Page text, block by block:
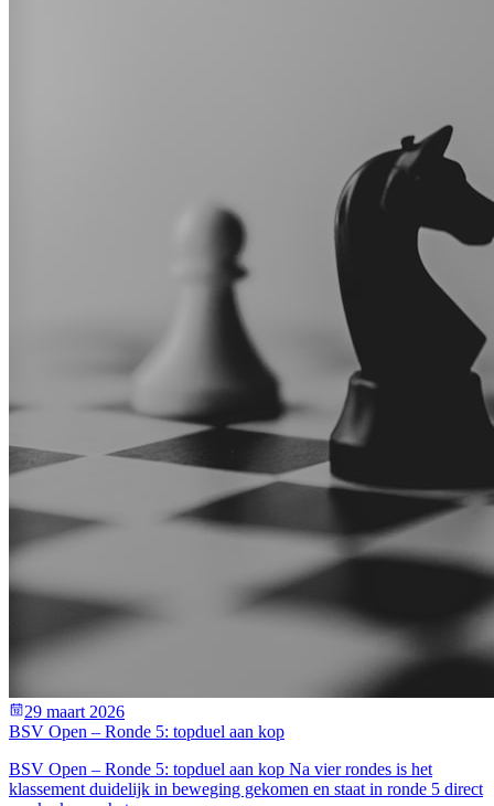
29 maart 2026
BSV Open – Ronde 5: topduel aan kop
BSV Open – Ronde 5: topduel aan kop Na vier rondes is het
klassement duidelijk in beweging gekomen en staat in ronde 5 direct